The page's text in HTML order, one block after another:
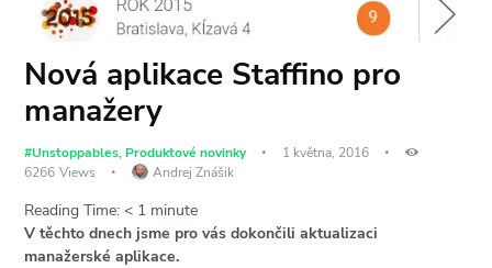
Nová aplikace Staffino pro
manažery
#Unstoppables, Produktové novinky
1 května, 2016
6266 Views Andrej Znášik
Reading Time: < 1 minute
V těchto dnech jsme pro vás dokončili aktualizaci
manažerské aplikace.